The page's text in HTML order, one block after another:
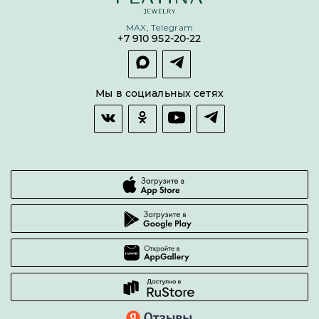
Условия кредитования и рассрочки
Гарантии качества
Часто задаваемые вопросы
MAX, Telegram
+7 910 952-20-22
Мы в социальных сетях